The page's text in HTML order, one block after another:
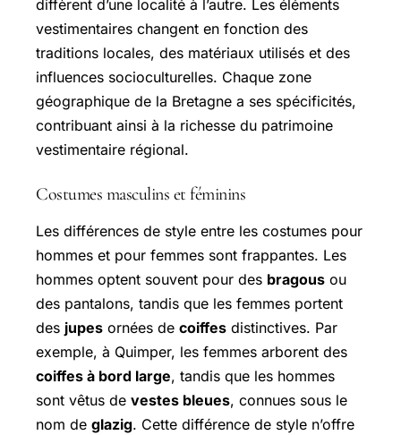
diffèrent d’une localité à l’autre. Les éléments
vestimentaires changent en fonction des
traditions locales, des matériaux utilisés et des
influences socioculturelles. Chaque zone
géographique de la Bretagne a ses spécificités,
contribuant ainsi à la richesse du patrimoine
vestimentaire régional.
Costumes masculins et féminins
Les différences de style entre les costumes pour
hommes et pour femmes sont frappantes. Les
hommes optent souvent pour des bragous ou
des pantalons, tandis que les femmes portent
des jupes ornées de coiffes distinctives. Par
exemple, à Quimper, les femmes arborent des
coiffes à bord large, tandis que les hommes
sont vêtus de vestes bleues, connues sous le
nom de glazig. Cette différence de style n’offre